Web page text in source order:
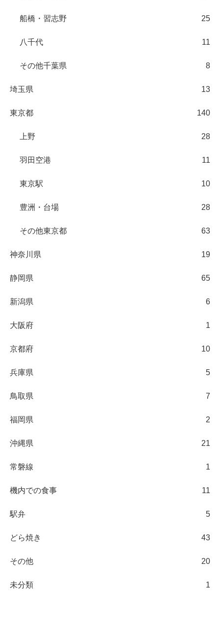
船橋・習志野 25
八千代 11
その他千葉県 8
埼玉県 13
東京都 140
上野 28
羽田空港 11
東京駅 10
豊洲・台場 28
その他東京都 63
神奈川県 19
静岡県 65
新潟県 6
大阪府 1
京都府 10
兵庫県 5
鳥取県 7
福岡県 2
沖縄県 21
常磐線 1
機内での食事 11
駅弁 5
どら焼き 43
その他 20
未分類 1